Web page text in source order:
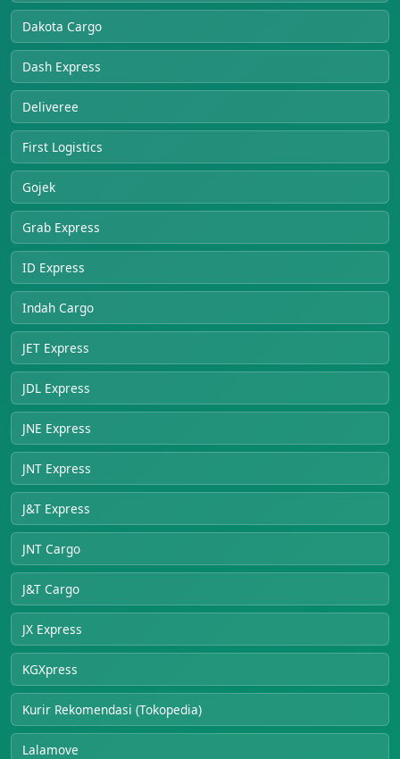
Dakota Cargo
Dash Express
Deliveree
First Logistics
Gojek
Grab Express
ID Express
Indah Cargo
JET Express
JDL Express
JNE Express
JNT Express
J&T Express
JNT Cargo
J&T Cargo
JX Express
KGXpress
Kurir Rekomendasi (Tokopedia)
Lalamove